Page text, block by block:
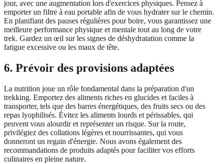
jour, avec une augmentation lors d'exercices physiques. Pensez à
emporter un filtre à eau portable afin de vous hydrater sur le chemin.
En planifiant des pauses régulières pour boire, vous garantissez une
meilleure performance physique et mentale tout au long de votre
trek. Gardez un œil sur les signes de déshydratation comme la
fatigue excessive ou les maux de tête.
6. Prévoir des provisions adaptées
La nutrition joue un rôle fondamental dans la préparation d'un
trekking. Emportez des aliments riches en glucides et faciles à
transporter, tels que des barres énergétiques, des fruits secs ou des
repas lyophilisés. Évitez les aliments lourds et périssables, qui
peuvent vous alourdir et représenter un risque. Sur la route,
privilégiez des collations légères et nourrissantes, qui vous
donneront un regain d'énergie. Nous avons également des
recommandations de produits adaptés pour faciliter vos efforts
culinaires en pleine nature.